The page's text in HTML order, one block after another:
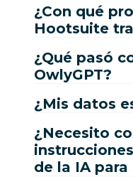
¿Con qué
Hootsuite
¿Qué pasó
OwlyGPT?
¿Mis datos
¿Necesito
de la IA